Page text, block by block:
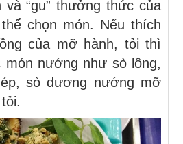
“gu” thưởng thức của
chọn món. Nếu thích
của mỡ hành, tỏi thì
món nướng như sò lông,
sò dương nướng mỡ